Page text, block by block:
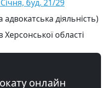
буд. 21/29
адвокатська діяльність)
Херсонської області
онлайн